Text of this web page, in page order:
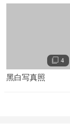
月，邓丽
黎”、“七重天
等
年，邓丽君
4
黑白写真照